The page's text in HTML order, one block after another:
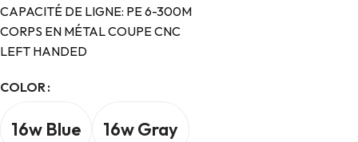
CAPACITÉ DE LIGNE: PE 6-300M
CORPS EN MÉTAL COUPE CNC
LEFT HANDED
COLOR
16w Blue 16w Gray